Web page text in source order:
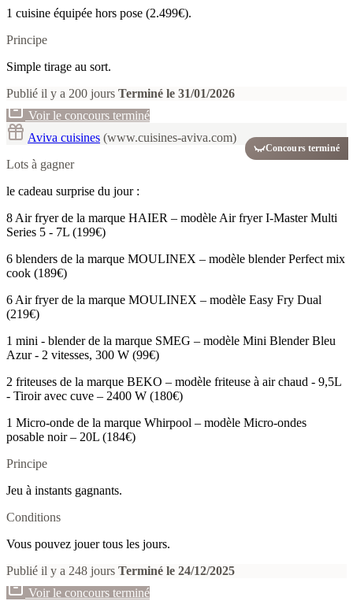
1 cuisine équipée hors pose (2.499€).
Principe
Simple tirage au sort.
Publié il y a 200 jours Terminé le 31/01/2026
Voir le concours terminé
Concours terminé
Aviva cuisines (www.cuisines-aviva.com)
Lots à gagner
le cadeau surprise du jour :
8 Air fryer de la marque HAIER – modèle Air fryer I-Master Multi
Series 5 - 7L (199€)
6 blenders de la marque MOULINEX – modèle blender Perfect mix
cook (189€)
6 Air fryer de la marque MOULINEX – modèle Easy Fry Dual
(219€)
1 mini - blender de la marque SMEG – modèle Mini Blender Bleu
Azur - 2 vitesses, 300 W (99€)
2 friteuses de la marque BEKO – modèle friteuse à air chaud - 9,5L
- Tiroir avec cuve – 2400 W (180€)
1 Micro-onde de la marque Whirpool – modèle Micro-ondes
posable noir – 20L (184€)
Principe
Jeu à instants gagnants.
Conditions
Vous pouvez jouer tous les jours.
Publié il y a 248 jours Terminé le 24/12/2025
Voir le concours terminé